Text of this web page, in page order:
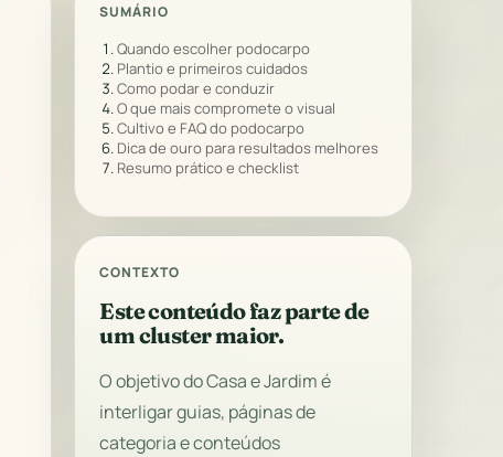
SUMÁRIO
Quando escolher podocarpo
Plantio e primeiros cuidados
Como podar e conduzir
O que mais compromete o visual
Cultivo e FAQ do podocarpo
Dica de ouro para resultados melhores
Resumo prático e checklist
CONTEXTO
Este conteúdo faz parte de
um cluster maior.
O objetivo do Casa e Jardim é
interligar guias, páginas de
categoria e conteúdos